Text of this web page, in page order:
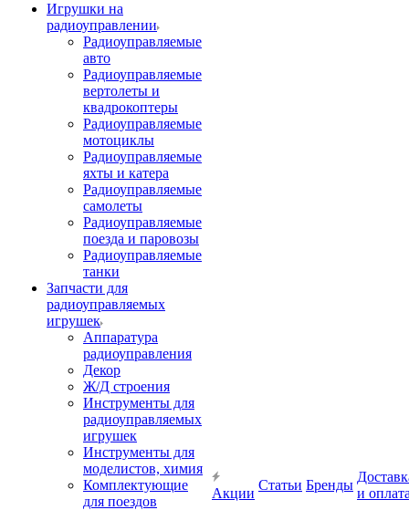
Игрушки на
радиоуправлении
Радиоуправляемые
авто
Радиоуправляемые
вертолеты и
квадрокоптеры
Радиоуправляемые
мотоциклы
Радиоуправляемые
яхты и катера
Радиоуправляемые
самолеты
Радиоуправляемые
поезда и паровозы
Радиоуправляемые
танки
Запчасти для
радиоуправляемых
игрушек
Аппаратура
радиоуправления
Декор
Ж/Д строения
Инструменты для
радиоуправляемых
игрушек
Инструменты для
моделистов, химия
Комплектующие
для поездов
Акции
Статьи Бренды
и